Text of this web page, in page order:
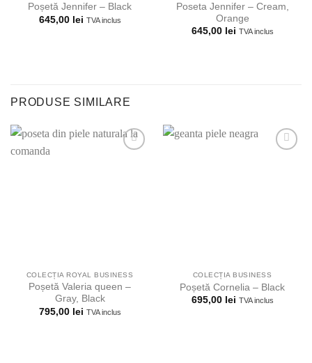
Poșetă Jennifer – Black
645,00 lei TVA inclus
Adauga la
Poseta Jennifer – Cream,
Orange
645,00 lei TVA inclus
PRODUSE SIMILARE
COLECȚIA ROYAL BUSINESS
Poșetă Valeria queen –
Gray, Black
795,00 lei TVA inclus
COLECȚIA BUSINESS
Poșetă Cornelia – Black
695,00 lei TVA inclus